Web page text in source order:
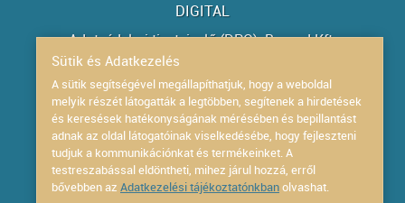
DIGITAL
Adatvédelmi tisztviselő (DPO): Bovard Kft.
(info@bovard.hu
Powered by
Dokumentumok
Általános szerződési feltételek
Sütik és Adatkezelés
A sütik segítségével megállapíthatjuk, hogy a weboldal
melyik részét látogatták a legtöbben, segítenek a hirdetések
és keresések hatékonyságának mérésében és bepillantást
adnak az oldal látogatóinak viselkedésébe, hogy fejleszteni
tudjuk a kommunikációnkat és termékeinket. A
testreszabással eldöntheti, mihez járul hozzá, erről
bővebben az Adatkezelési tájékoztatónkbanolvashat.